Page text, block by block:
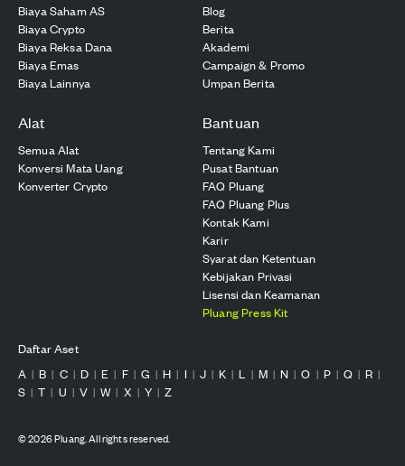
Biaya Saham AS
Biaya Crypto
Biaya Reksa Dana
Biaya Emas
Biaya Lainnya
Blog
Berita
Akademi
Campaign & Promo
Umpan Berita
Alat
Semua Alat
Konversi Mata Uang
Konverter Crypto
Bantuan
Tentang Kami
Pusat Bantuan
FAQ Pluang
FAQ Pluang Plus
Kontak Kami
Karir
Syarat dan Ketentuan
Kebijakan Privasi
Lisensi dan Keamanan
Pluang Press Kit
Daftar Aset
A | B | C | D | E | F | G | H | I | J | K | L | M | N | O | P | Q | R |
S | T | U | V | W | X | Y | Z
©2026Pluang. All rights reserved.